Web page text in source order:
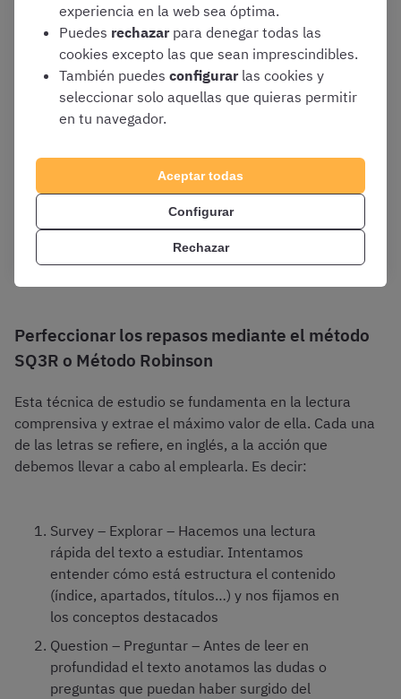
Conoce el Método Cornell
Perfeccionar los repasos mediante el método
SQ3R o Método Robinson
Esta técnica de estudio se fundamenta en la lectura
comprensiva y extrae el máximo valor de ella. Cada una
de las letras se refiere, en inglés, a la acción que
debemos llevar a cabo al emplearla. Es decir:
Survey – Explorar – Hacemos una lectura
rápida del texto a estudiar. Intentamos
entender cómo está estructura el contenido
(índice, apartados, títulos…) y nos fijamos en
los conceptos destacados
Question – Preguntar – Antes de leer en
profundidad el texto anotamos las dudas o
preguntas que puedan haber surgido del
experiencia en la web sea óptima.
Puedes rechazar para denegar todas las
cookies excepto las que sean imprescindibles.
También puedes configurar las cookies y
seleccionar solo aquellas que quieras permitir
en tu navegador.
Aceptar todas
Configurar
Rechazar